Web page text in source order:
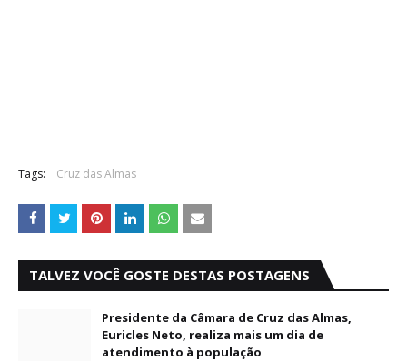
Tags: Cruz das Almas
TALVEZ VOCÊ GOSTE DESTAS POSTAGENS
Presidente da Câmara de Cruz das Almas,
Euricles Neto, realiza mais um dia de
atendimento à população